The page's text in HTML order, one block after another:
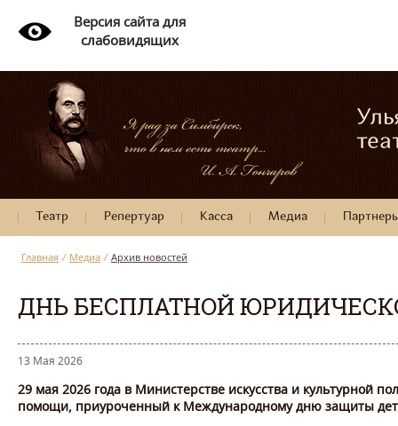
Версия сайта для
слабовидящих
Театр Репертуар Касса Медиа
Главная / Медиа / Архив новостей
ДНЬ БЕСПЛАТНОЙ
13 Мая 2026
29 мая 2026 года в Министерстве искусства и культурной
помощи, приуроченный к Международному дню защиты